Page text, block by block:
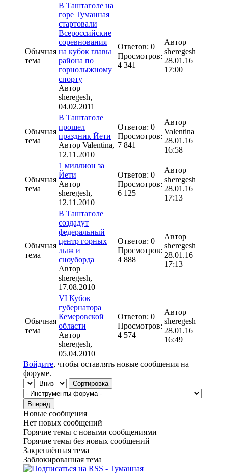
Обычная
тема
В Таштаголе на
горе Туманная
стартовали
Всероссийские
соревнования
на кубок главы
района по
горнолыжному
спорту
Автор
sheregesh,
04.02.2011
Ответов: 0
Просмотров:
4 341
Автор
sheregesh
28.01.16
17:00
Обычная
тема
В Таштаголе
прошел
праздник Йети
Автор Valentina,
12.11.2010
Ответов: 0
Просмотров:
7 841
Автор
Valentina
28.01.16
16:58
Обычная
тема
1 миллион за
Йети
Автор
sheregesh,
12.11.2010
Ответов: 0
Просмотров:
6 125
Автор
sheregesh
28.01.16
17:13
Обычная
тема
В Таштаголе
создадут
федеральный
центр горных
лыж и
сноуборда
Автор
sheregesh,
17.08.2010
Ответов: 0
Просмотров:
4 888
Автор
sheregesh
28.01.16
17:13
Обычная
тема
VI Кубок
губернатора
Кемеровской
области
Автор
sheregesh,
05.04.2010
Ответов: 0
Просмотров:
4 574
Автор
sheregesh
28.01.16
16:49
Войдите, чтобы оставлять новые сообщения на
форуме.
Сортировка по
Сортировка
Новые сообщения
Нет новых сообщений
Горячие темы с новыми сообщениями
Горячие темы без новых сообщений
Закреплённая тема
Заблокированная тема